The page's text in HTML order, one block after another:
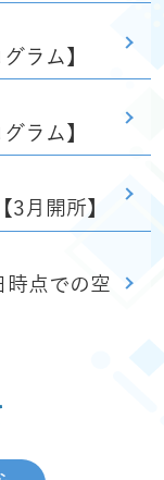
ラム】
ラム】
月開所】
時点での空